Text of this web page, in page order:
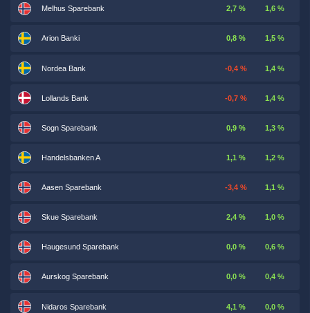
Melhus Sparebank 2,7 % 1,6 %
Arion Banki 0,8 % 1,5 %
Nordea Bank -0,4 % 1,4 %
Lollands Bank -0,7 % 1,4 %
Sogn Sparebank 0,9 % 1,3 %
Handelsbanken A 1,1 % 1,2 %
Aasen Sparebank -3,4 % 1,1 %
Skue Sparebank 2,4 % 1,0 %
Haugesund Sparebank 0,0 % 0,6 %
Aurskog Sparebank 0,0 % 0,4 %
Nidaros Sparebank 4,1 % 0,0 %